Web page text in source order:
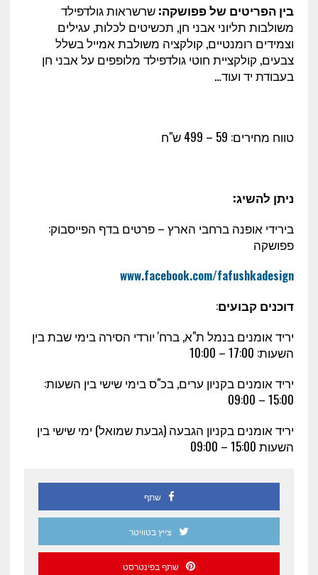
בין הפריטים של פפושקה: שרשראות גולדפילד
משולבות תליוני אבני חן, תכשיטים לכלות, עגילים
וצמידים רומנטיים, קולקציה משולבת אמייל בשלל
צבעים, קולקציית חוטי גולדפילד מלופפים על אבני חן
בעבודת יד ועוד…
טווח מחירים: 59 – 499 ש"ח
ניתן להשיג:
בירידי אופנה ברחבי הארץ – פרטים בדף הפייסבוק:
פפושקה
www.facebook.com/fafushkadesign
דוכנים קבועים:
יריד אומנים בנמל ת"א, ברח' יורדי הסירה בימי שבת בין
השעות: 00
:17 – 10:00
יריד אומנים בקניון ערים, בכ"ס בימי שישי בין השעות:
15:00 – 09:00
יריד אומנים בקניון הגבעה (גבעת שמואל) ימי שישי בין
השעות 15:00 – 09:00
שתף
צייץ בטוויטר
שתף בפינטרסט